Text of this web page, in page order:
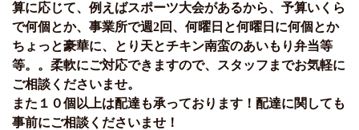
算に応じて、例えばスポーツ大会があるから、予算いくら
で何個とか、事業所で週2回、何曜日と何曜日に何個とか
ちょっと豪華に、とり天とチキン南蛮のあいもり弁当等
等。。柔軟にご対応できますので、スタッフまでお気軽に
ご相談くださいませ。
また１０個以上は配達も承っております！配達に関しても
事前にご相談くださいませ！